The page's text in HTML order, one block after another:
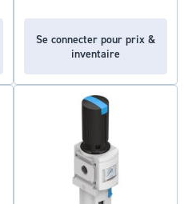
Se connecter pour prix &
inventaire